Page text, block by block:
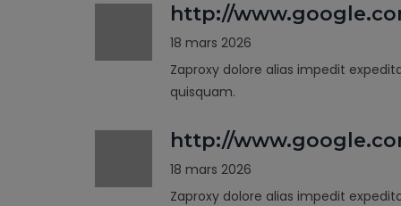
http://
18 mars 2026
Zaproxy dolore alias impedit
quisquam.
http://
18 mars 2026
Zaproxy dolore alias impedit